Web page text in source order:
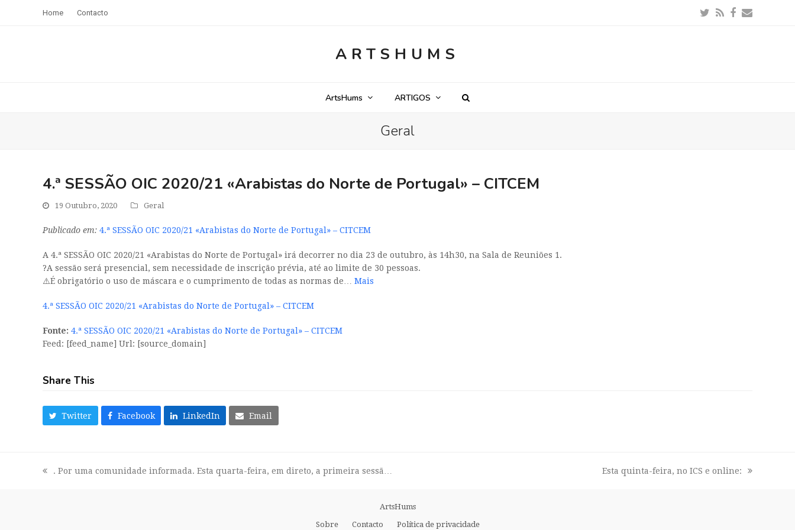
Home Contacto Twitter
RSSFacebook
Email
ARTSHUMS
ArtsHums ARTIGOS
Geral
4.ª SESSÃO OIC 2020/21 «Arabistas do Norte de Portugal» – CITCEM
19 Outubro, 2020 Geral
Publicado em: 4.ª SESSÃO OIC 2020/21 «Arabistas do Norte de Portugal» – CITCEM
A 4.ª SESSÃO OIC 2020/21 «Arabistas do Norte de Portugal» irá decorrer no dia 23 de outubro, às 14h30, na Sala de Reuniões 1.
?A sessão será presencial, sem necessidade de inscrição prévia, até ao limite de 30 pessoas.
⚠️É obrigatório o uso de máscara e o cumprimento de todas as normas de… Mais
4.ª SESSÃO OIC 2020/21 «Arabistas do Norte de Portugal» – CITCEM
Fonte: 4.ª SESSÃO OIC 2020/21 «Arabistas do Norte de Portugal» – CITCEM
Feed: [feed_name] Url: [source_domain]
Share This
Twitter Facebook LinkedIn Email
previous
. Por uma comunidade informada. Esta quarta-feira, em direto, a primeira sessã…
next
Esta quinta-feira, no ICS e online:
ArtsHums
Sobre
Contacto Política de privacidade